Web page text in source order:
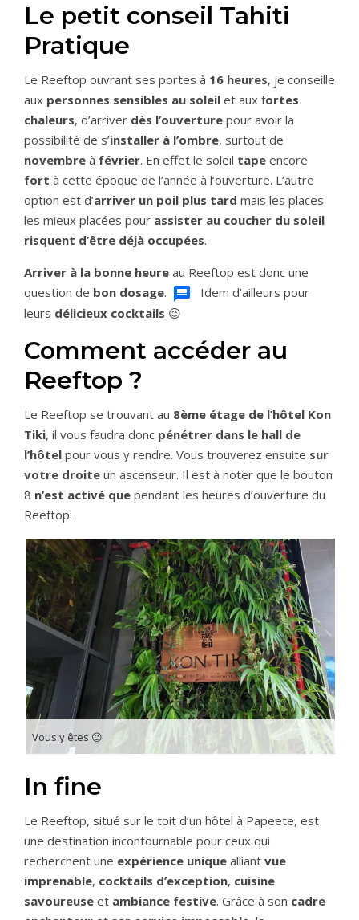
Le petit conseil Tahiti
Pratique
Le Reeftop ouvrant ses portes à 16 heures, je conseille
aux personnes sensibles au soleil et aux fortes
chaleurs, d’arriver dès l’ouverture pour avoir la
possibilité de s’installer à l’ombre, surtout de
novembre à février. En effet le soleil tape encore
fort à cette époque de l’année à l’ouverture. L’autre
option est d’arriver un poil plus tard mais les places
les mieux placées pour assister au coucher du soleil
risquent d’être déjà occupées.
Arriver à la bonne heure au Reeftop est donc une
question de bon dosage.
Idem d’ailleurs pour
leurs délicieux cocktails 😉
Comment accéder au
Reeftop ?
Le Reeftop se trouvant au 8ème étage de l’hôtel Kon
Tiki, il vous faudra donc pénétrer dans le hall de
l’hôtel pour vous y rendre. Vous trouverez ensuite sur
votre droite un ascenseur. Il est à noter que le bouton
8 n’est activé que pendant les heures d’ouverture du
Reeftop.
Vous y êtes 😉
In fine
Le Reeftop, situé sur le toit d’un hôtel à Papeete, est
une destination incontournable pour ceux qui
recherchent une expérience unique alliant vue
imprenable, cocktails d’exception, cuisine
savoureuse et ambiance festive. Grâce à son cadre